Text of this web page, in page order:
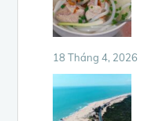
18 Tháng 4, 2026